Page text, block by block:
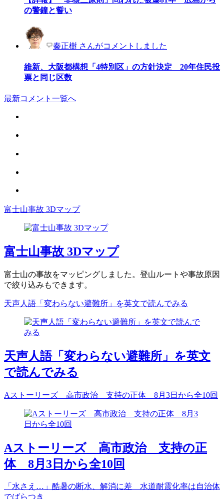
の警鐘と誓い
秦正樹 さんがコメントしました
維新、大阪都構想「4特別区」の方針決定 20年住民投
票と同じ区数
最新コメント一覧へ
富士山事故 3Dマップ
富士山事故 3Dマップ
富士山の事故をマッピングしました。登山ルートや事故原因
で絞り込みもできます。
天声人語「変わらない避難所」を英文で読んでみる
天声人語「変わらない避難所」を英文
で読んでみる
Aストーリーズ 高市政治 支持の正体 8月3日から全10回
Aストーリーズ 高市政治 支持の正
体 8月3日から全10回
「水さえ…」酷暑の断水、解消に差 水道耐震化率は自治体
でばらつき